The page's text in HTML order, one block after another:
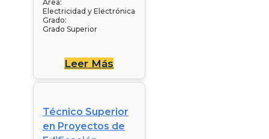
Área:
Electricidad y Electrónica
Grado:
Grado Superior
Leer Más
Técnico Superior
en Proyectos de